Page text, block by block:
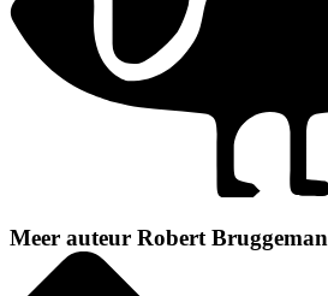
Meer auteur Robert Bruggeman